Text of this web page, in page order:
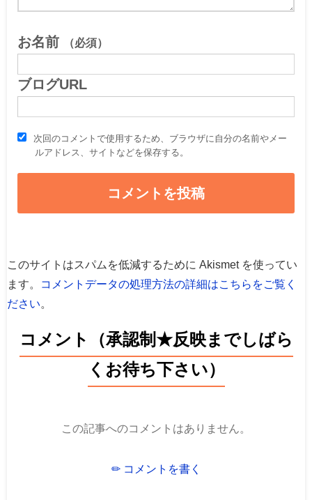
お名前 （必須）
ブログURL
次回のコメントで使用するため、ブラウザに自分の名前やメー
ルアドレス、サイトなどを保存する。
このサイトはスパムを低減するために Akismet を使ってい
ます。
コメントデータの処理方法の詳細はこちらをご覧く
ださい。
コメント（承認制★反映までしばら
くお待ち下さい）
この記事へのコメントはありません。
✏ コメントを書く